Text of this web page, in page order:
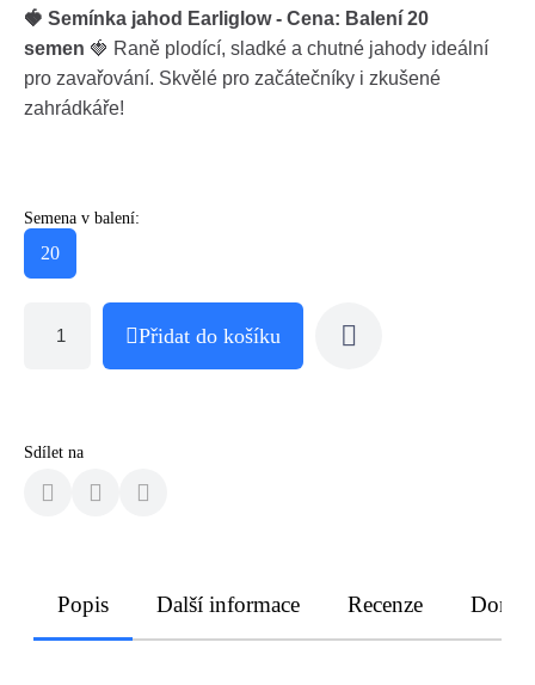
🍓 Semínka jahod Earliglow - Cena: Balení 20
semen 🍓 Raně plodící, sladké a chutné jahody ideální
pro zavařování. Skvělé pro začátečníky i zkušené
zahrádkáře!
Semena v balení:
20
Přidat do košíku
Sdílet na
Popis Další informace Recenze